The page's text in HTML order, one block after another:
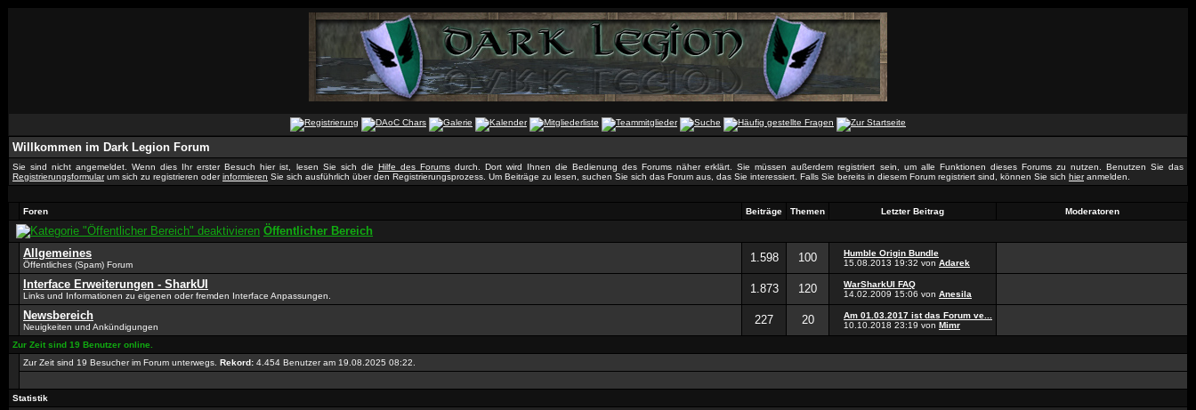
Willkommen im Dark Legion Forum
Sie sind nicht angemeldet. Wenn dies Ihr erster Besuch hier ist, lesen Sie sich die Hilfe des Forumsdurch. Dort wird Ihnen die Bedienung des Forums näher erklärt. Sie müssen außerdem registriert sein, um alle Funktionen dieses Forums zu nutzen. Benutzen Sie das
Registrierungsformularum sich zu registrieren oderinformieren Sie sich ausführlich über den Registrierungsprozess. Um Beiträge zu lesen, suchen Sie sich das Forum aus, das Sie interessiert. Falls Sie bereits in diesem Forum registriert sind, können Sie sich hieranmelden.
Foren Beiträge Themen Letzter Beitrag Moderatoren
Öffentlicher Bereich
Allgemeines
Öffentliches (Spam) Forum
1.598 100
Humble Origin Bundle
15.08.2013 19:32 von Adarek
Interface Erweiterungen - SharkUI
Links und Informationen zu eigenen oder fremden Interface Anpassungen.
1.873 120
WarSharkUI FAQ
14.02.2009 15:06 von Anesila
Newsbereich
Neuigkeiten und Ankündigungen
227 20
Am 01.03.2017 ist das Forum ve...
10.10.2018 23:19 von Mimr
Zur Zeit sind 19 Benutzer online.
Zur Zeit sind 19 Besucher im Forum unterwegs. Rekord: 4.454 Benutzer am 19.08.2025 08:22
Statistik